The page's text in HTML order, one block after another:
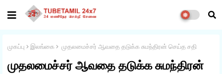
முகப்பு இலங்கை முதலமைச்சர் ஆவதை தடுக்க சுமந்திரன் செய்த சதி
முதலமைச்சர் ஆவதை தடுக்க சுமந்திரன்